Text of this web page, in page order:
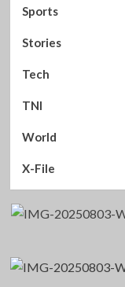
Sports
Stories
Tech
TNI
World
X-File